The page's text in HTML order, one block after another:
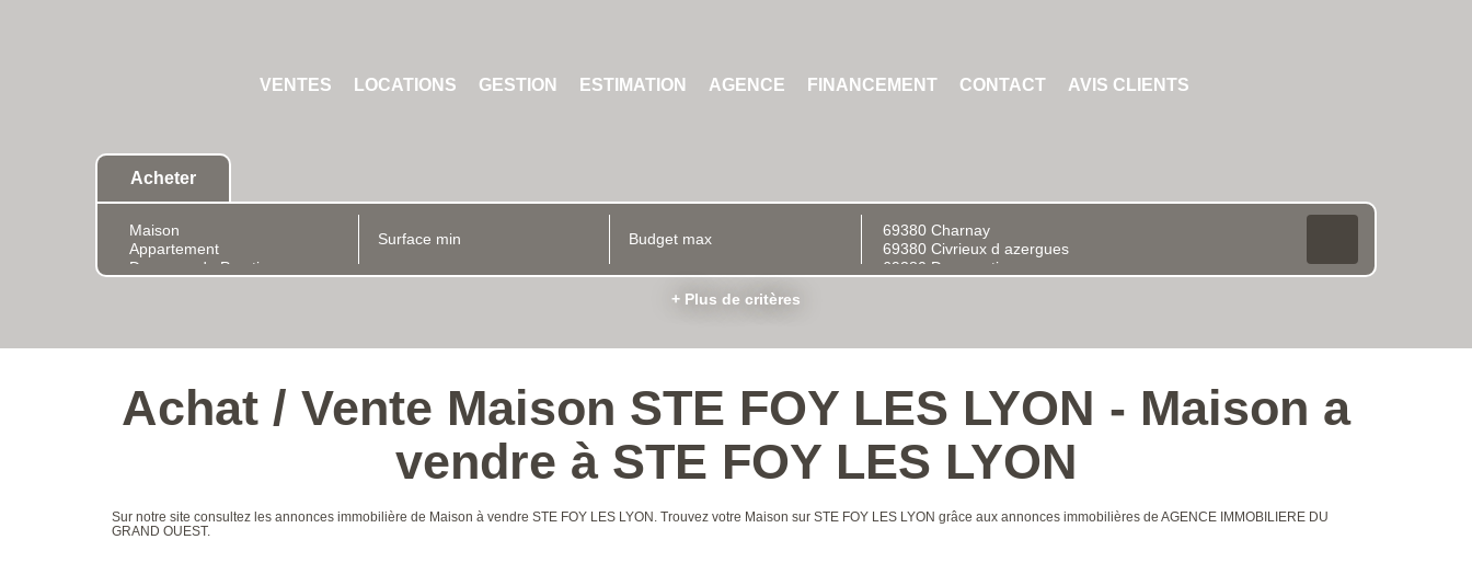
VENTES LOCATIONS GESTION ESTIMATION AGENCE FINANCEMENT CONTACT AVIS CLIENTS
Acheter
+ Plus de critères
Achat / Vente Maison STE FOY LES LYON - Maison a
vendre à STE FOY LES LYON
Sur notre site consultez les annonces immobilière de Maison à vendre STE FOY LES LYON. Trouvez votre Maison sur STE FOY LES LYON grâce aux annonces immobilières de AGENCE IMMOBILIERE DU
GRAND OUEST.